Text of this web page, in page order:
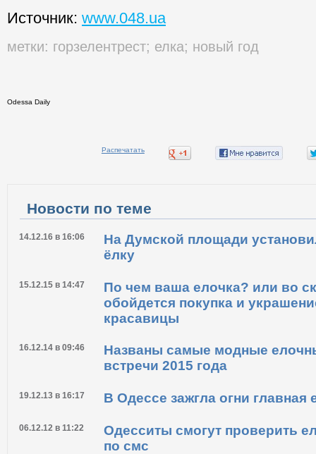
Источник: www.048.ua
метки: горзелентрест; елка; новый год
Odessa Daily
Распечатать
Новости по теме
14.12.16 в 16:06
На Думской площади
ёлку
15.12.15 в 14:47
По чем ваша елочка? или во
обойдется покупка и
красавицы
16.12.14 в 09:46
Названы самые модные
встречи 2015 года
19.12.13 в 16:17 В Одессе зажгла огни главная
06.12.12 в 11:22
Одесситы смогут проверить
по смс